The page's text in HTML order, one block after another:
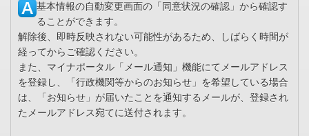
基本情報の自動変更画面の「同意状況の確認」から確認す
ることができます。
解除後、即時反映されない可能性があるため、しばらく時間が
経ってからご確認ください。
また、マイナポータル「メール通知」機能にてメールアドレス
を登録し、「行政機関等からのお知らせ」を希望している場合
は、「お知らせ」が届いたことを通知するメールが、登録され
たメールアドレス宛てに送付されます。